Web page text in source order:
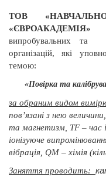
ТОВ
«ЄВРОАКАДЕМІЯ»
випробувальних та
організацій, які
темою:
«Повірка та
за обраним видом
пов’язані з нею величини,
та магнетизм, ТF – час
іонізуюче
вібрація, QМ – хімія
Заняття проводить: